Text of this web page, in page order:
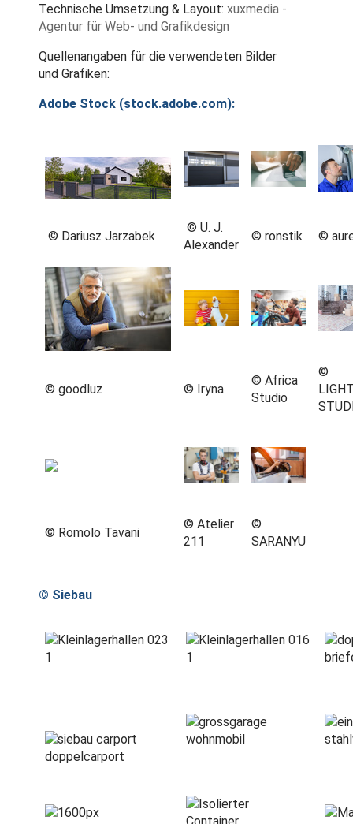
Technische Umsetzung & Layout: xuxmedia -
Agentur für Web- und Grafikdesign
Quellenangaben für die verwendeten Bilder
und Grafiken:
Adobe Stock (stock.adobe.com):
© Dariusz Jarzabek
© U. J.
Alexander
© ronstik ©
© goodluz © Iryna
© Africa
Studio
©
© Romolo Tavani
© Atelier
211
©
SARANYU
© Siebau